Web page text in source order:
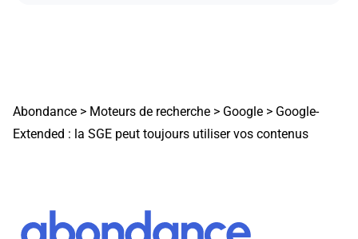
Abondance > Moteurs de recherche > Google > Google-
Extended : la SGE peut toujours utiliser vos contenus